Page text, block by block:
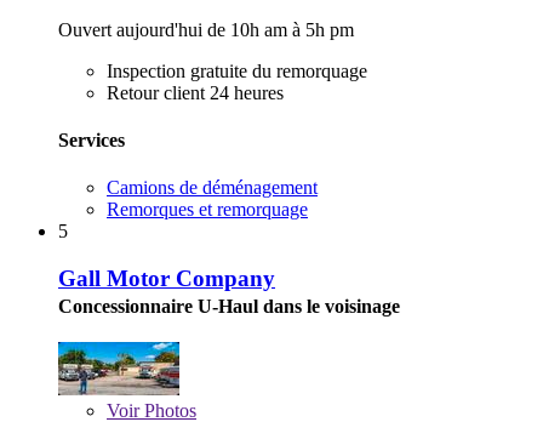
Ouvert aujourd'hui de 10h am à 5h pm
Inspection gratuite du remorquage
Retour client 24 heures
Services
Camions de déménagement
Remorques et remorquage
5
Gall Motor Company
Concessionnaire U-Haul dans le voisinage
VoirPhotos